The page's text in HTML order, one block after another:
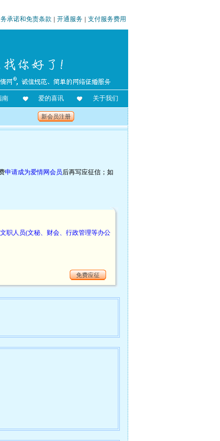
承诺和免责条款 | 开通服务 | 支付服务费用
南 爱的喜讯 关于我们
新会员注册
申请成为爱情网会员后再写应征信；如
文职人员(文秘、财会、行政管理等办公
免费应征